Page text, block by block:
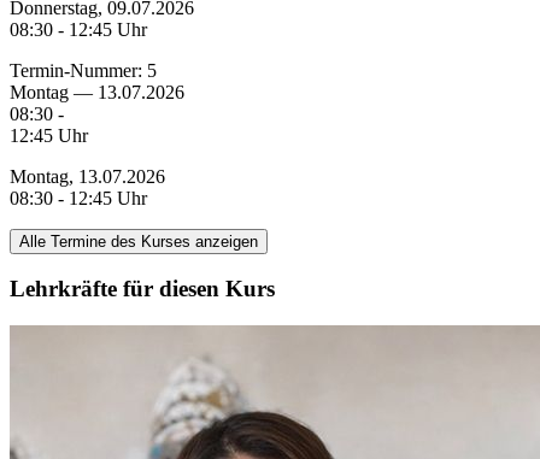
Donnerstag, 09.07.2026
08:30 - 12:45 Uhr
Termin-Nummer: 5
Montag — 13.07.2026
08:30 -
12:45 Uhr
Montag, 13.07.2026
08:30 - 12:45 Uhr
Alle Termine des Kurses anzeigen
Lehrkräfte für diesen Kurs